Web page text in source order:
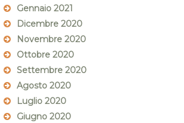
Gennaio 2021
Dicembre 2020
Novembre 2020
Ottobre 2020
Settembre 2020
Agosto 2020
Luglio 2020
Giugno 2020